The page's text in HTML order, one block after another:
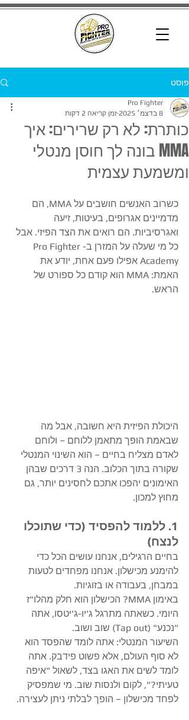
פוסט
​כותרת: לא רק שרירים: איך
MMA בונה לך חוסן מנטלי
ומשמעת עצמית
Pro Fighter
8 בדצמ׳ 2025
זמן קריאה 2 דקות
​כשרוב האנשים חושבים על MMA, הם
מדמיינים אגרופים, בעיטות, זיעה
ואגרסיביות. הם רואים את הצד הפיזי. אבל
כל מי שעלה על המזרן ב-Pro Fighter
Academy אפילו פעם אחת, יודע את
האמת: MMA הוא קודם כל ספורט של
הראש.
​היכולת הפיזית היא חשובה, אבל מה
שבאמת הופך מתאמן ללוחם – ולוחם
לאדם מצליח בחיים – הוא השינוי המנטלי
שקורה בתוך הכלוב. הנה 3 דרכים שבהן
האימונים יהפכו אתכם לחסינים יותר, גם
מחוץ למכון.
​1. ללמוד להפסיד (כדי שתוכלו
לנצח)
​בחיים הרגילים, אנחנו עושים הכל כדי
להימנע מכישלון. אנחנו מפחדים לטעות
במבחן, בעבודה או בזוגיות.
באימון MMA? הכישלון הוא חלק מהלו"ז
היומי. כשאתה מתרגל ג'יו-ג'יטסו, אתה
"נכנע" (Tap out) שוב ושוב.
​השיעור המנטלי: אתה לומד שהפסד הוא
לא סוף העולם, אלא פשוט פידבק. אתה
לומד לשים את האגו בצד, לשאול "איפה
טעיתי?", לקום ולנסות שוב. מי שמפסיק
לפחד מכישלון – הופך לבלתי ניתן לעצירה.